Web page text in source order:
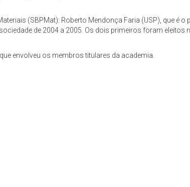
(SBPMat): Roberto Mendonça Faria (USP), que é o
de 2004 a 2005. Os dois primeiros foram eleitos
que envolveu os membros titulares da academia.